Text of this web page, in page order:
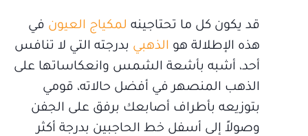
قد يكون كل ما تحتاجينه لمكياج العيون في
هذه الإطلالة هو الذهبي بدرجته التي لا تنافس
أحد، أشبه بأشعة الشمس وانعكاساتها على
الذهب المنصهر في أفضل حالاته، قومي
بتوزيعه بأطراف أصابعك برفق على الجفن
وصولاً إلى أسفل خط الحاجبين بدرجة أكثر